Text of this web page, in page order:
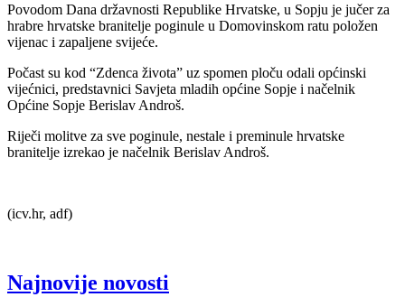
Povodom Dana državnosti Republike Hrvatske, u Sopju je jučer za
hrabre hrvatske branitelje poginule u Domovinskom ratu položen
vijenac i zapaljene svijeće.
Počast su kod “Zdenca života” uz spomen ploču odali općinski
vijećnici, predstavnici Savjeta mladih općine Sopje i načelnik
Općine Sopje Berislav Androš.
Riječi molitve za sve poginule, nestale i preminule hrvatske
branitelje izrekao je načelnik Berislav Androš.
(icv.hr, adf)
Najnovije novosti